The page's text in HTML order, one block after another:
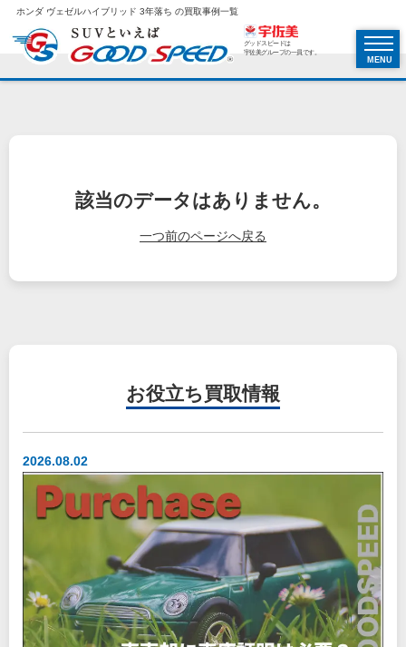
ホンダ ヴェゼルハイブリッド 3年落ち の買取事例一覧
グッドスピードは
宇佐美グループの一員です。
MENU
該当のデータはありません。
一つ前のページへ戻る
お役立ち 買取情報
2026.08.02